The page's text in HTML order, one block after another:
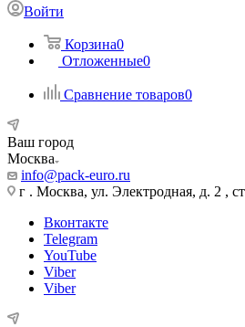
Войти
Корзина0
Отложенные0
Сравнение товаров0
Ваш город
Москва
info@pack-euro.ru
г . Москва, ул. Электродная, д. 2 ,
Вконтакте
Telegram
YouTube
Viber
Viber